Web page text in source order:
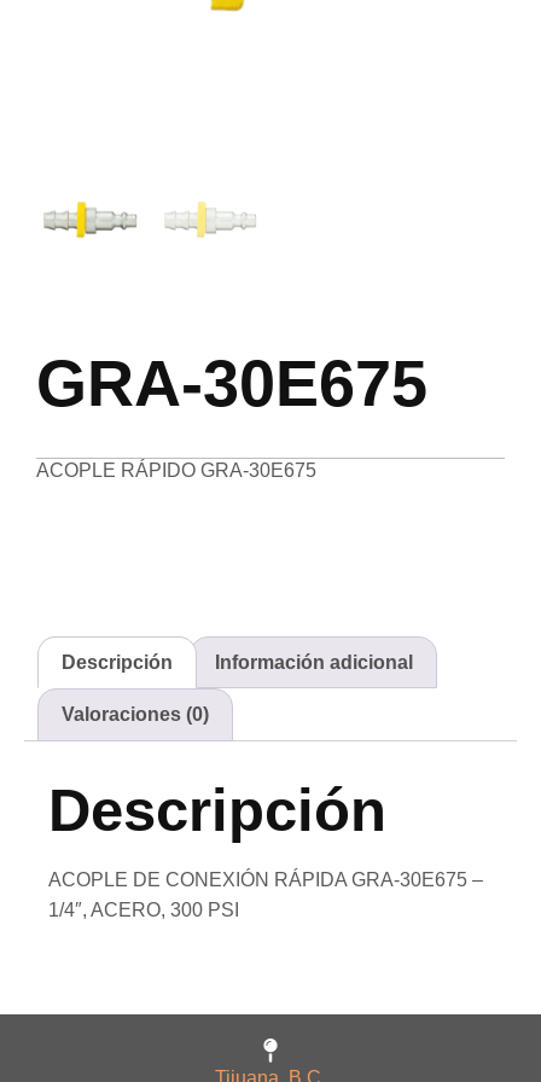
GRA-30E675
ACOPLE RÁPIDO GRA-30E675
Descripción Información adicional
Valoraciones (0)
Descripción
ACOPLE DE CONEXIÓN RÁPIDA GRA-30E675 –
1/4″, ACERO, 300 PSI